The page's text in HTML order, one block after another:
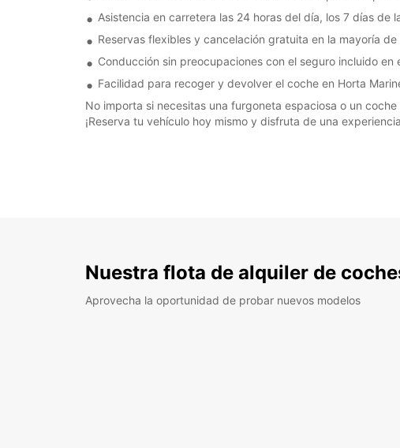
Asistencia en carretera las 24 horas del día, los 7 días de
Reservas flexibles y cancelación gratuita en la mayoría de
Conducción sin preocupaciones con el seguro incluido en
Facilidad para recoger y devolver el coche en Horta
No importa si necesitas una furgoneta espaciosa o un
¡Reserva tu vehículo hoy mismo y disfruta de una
Nuestra flota de alquiler de
Aprovecha la oportunidad de probar nuevos modelos